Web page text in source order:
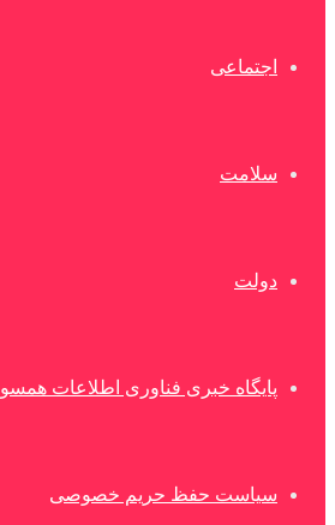
اجتماعی
سلامت
دولت
پایگاه خبری فناوری اطلاعات همسو
سیاست حفظ حریم خصوصی